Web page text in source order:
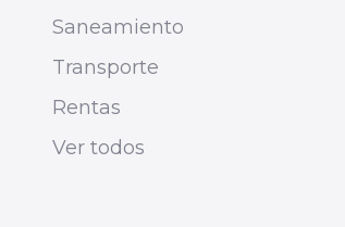
Saneamiento
Transporte
Rentas
Ver todos